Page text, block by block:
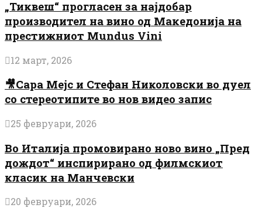
„Тиквеш“ прогласен за најдобар
производител на вино од Македонија на
престижниот Mundus Vini
12 март, 2026
🎥Сара Мејс и Стефан Николовски во дуел
со стереотипите во нов видео запис
25 февруари, 2026
Во Италија промовирано ново вино „Пред
дождот“ инспирирано од филмскиот
класик на Манчевски
20 февруари, 2026